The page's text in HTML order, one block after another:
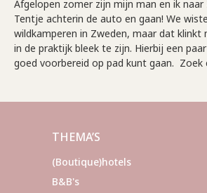
Afgelopen zomer zijn mijn man en ik naar
Tentje achterin de auto en gaan! We
wildkamperen in Zweden, maar dat klinkt
in de praktijk bleek te zijn. Hierbij een
goed voorbereid op pad kunt gaan. Zoek
THEMA’S
(Boutique)hotels
B&B's